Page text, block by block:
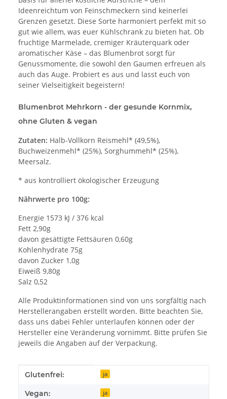
Ideenreichtum von Feinschmeckern sind keinerlei
Grenzen gesetzt. Diese Sorte harmoniert perfekt mit so
gut wie allem, was euer Kühlschrank zu bieten hat. Ob
fruchtige Marmelade, cremiger Kräuterquark oder
aromatischer Käse – das Blumenbrot sorgt für
Genussmomente, die sowohl den Gaumen erfreuen als
auch das Auge. Probiert es aus und lasst euch von
seiner Vielseitigkeit begeistern!
Blumenbrot Mehrkorn - der gesunde Kornmix,
ohne Gluten & vegan
Zutaten: Halb-Vollkorn Reismehl* (49,5%),
Buchweizenmehl* (25%), Sorghummehl* (25%),
Meersalz.
* aus kontrolliert ökologischer Erzeugung
Nährwerte pro 100g:
Energie 1573 kJ / 376 kcal
Fett 2,90g
davon gesättigte Fettsäuren 0,60g
Kohlenhydrate 75g
davon Zucker 1,0g
Eiweiß 9,80g
Salz 0,52
Alle Produktinformationen sind von uns sorgfältig nach
Herstellerangaben erstellt worden. Bitte beachten Sie,
dass uns dabei Fehler unterlaufen können oder der
Hersteller eine Veränderung vornimmt. Bitte prüfen Sie
jeweils die Angaben auf der Verpackung.
Produkteigenschaft
Wert
Glutenfrei: ja
Vegan: ja